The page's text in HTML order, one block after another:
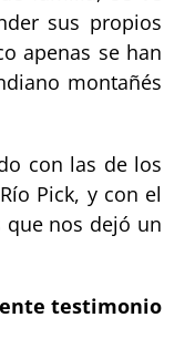
sus propios
apenas se han
montañés
con las de los
Pick, y con el
que nos dejó un
testimonio